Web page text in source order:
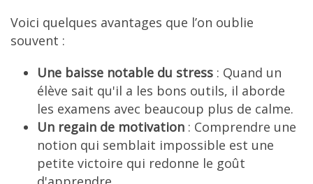
Voici quelques avantages que l’on oublie
souvent :
Une baisse notable du stress : Quand un
élève sait qu'il a les bons outils, il aborde
les examens avec beaucoup plus de calme.
Un regain de motivation : Comprendre une
notion qui semblait impossible est une
petite victoire qui redonne le goût